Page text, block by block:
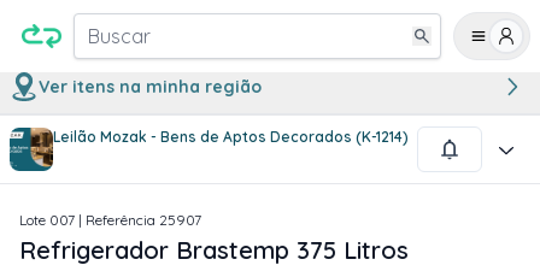
Buscar
Ver itens na minha região
Leilão Mozak - Bens de Aptos Decorados (K-1214)
1/2
Lote 007 | Referência 25907
Refrigerador Brastemp 375 Litros